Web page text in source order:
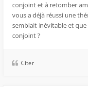
conjoint et à retomber
vous a déjà réussi une
semblait inévitable et
conjoint ?
Citer